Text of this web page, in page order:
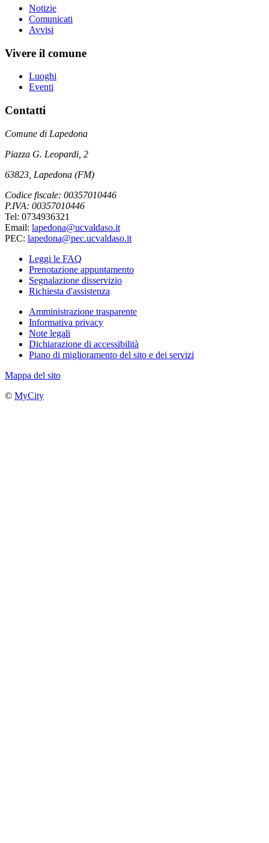
Notizie
Comunicati
Avvisi
Vivere il comune
Luoghi
Eventi
Contatti
Comune di Lapedona
Piazza G. Leopardi, 2
63823, Lapedona (FM)
Codice fiscale: 00357010446
P.IVA: 00357010446
Tel: 0734936321
Email: lapedona@ucvaldaso.it
PEC: lapedona@pec.ucvaldaso.it
Leggi le FAQ
Prenotazione appuntamento
Segnalazione disservizio
Richiesta d'assistenza
Amministrazione trasparente
Informativa privacy
Note legali
Dichiarazione di accessibilità
Piano di miglioramento del sito e dei servizi
Mappa del sito
© MyCity